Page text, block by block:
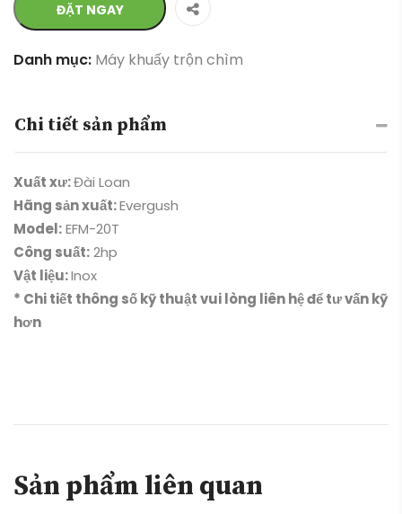
ĐẶT NGAY
Danh mục: Máy khuấy trộn chìm
Chi tiết sản phẩm
Xuất xư:Đài Loan
Hãng sản xuất:Evergush
Model:EFM-20T
Công suất:2hp
Vật liệu:Inox
* Chi tiết thông số kỹ thuật vui lòng liên hệ để tư vấn kỹ
hơn
Sản phẩm liên quan